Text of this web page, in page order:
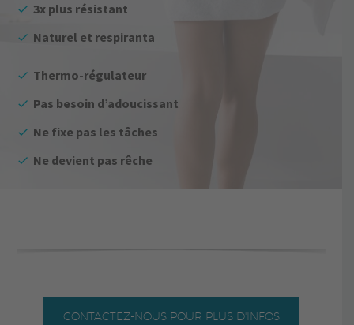
3x plus résistant
Naturel et respiranta
Thermo-régulateur
Pas besoin d’adoucissant
Ne fixe pas les tâches
Ne devient pas rêche
CONTACTEZ-NOUS POUR PLUS D'INFOS